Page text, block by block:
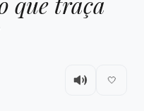
🤍